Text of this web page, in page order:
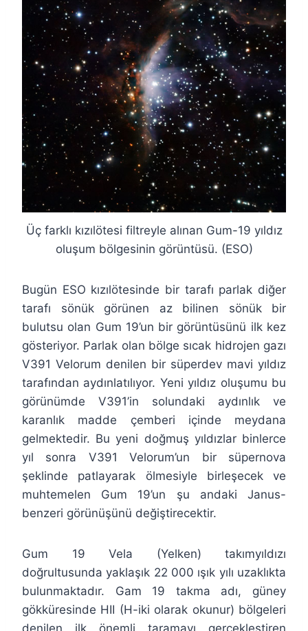
Üç farklı kızılötesi filtreyle alınan Gum-19 yıldız
oluşum bölgesinin görüntüsü. (ESO)
Bugün ESO kızılötesinde bir tarafı parlak diğer
tarafı sönük görünen az bilinen sönük bir
bulutsu olan Gum 19’un bir görüntüsünü ilk kez
gösteriyor. Parlak olan bölge sıcak hidrojen gazı
V391 Velorum denilen bir süperdev mavi yıldız
tarafından aydınlatılıyor. Yeni yıldız oluşumu bu
görünümde V391’in solundaki aydınlık ve
karanlık madde çemberi içinde meydana
gelmektedir. Bu yeni doğmuş yıldızlar binlerce
yıl sonra V391 Velorum’un bir süpernova
şeklinde patlayarak ölmesiyle birleşecek ve
muhtemelen Gum 19’un şu andaki Janus-
benzeri görünüşünü değiştirecektir.
Gum 19 Vela (Yelken) takımyıldızı
doğrultusunda yaklaşık 22 000 ışık yılı uzaklıkta
bulunmaktadır. Gam 19 takma adı, güney
gökküresinde HII (H-iki olarak okunur) bölgeleri